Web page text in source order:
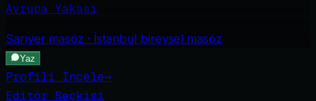
Avrupa Yakası
Sarıyermasöz · İstanbul bireysel masöz
Yaz
Profili İncele→
Editör Seçkisi